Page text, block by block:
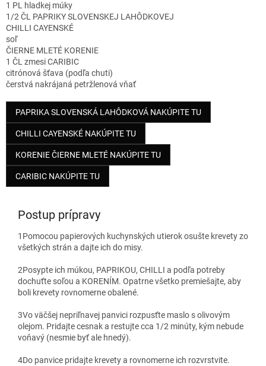
1 PL hladkej múky
1/2 ČL PAPRIKY SLOVENSKEJ LAHÔDKOVEJ
CHILLI CAYENSKÉ
soľ
ČIERNE MLETÉ KORENIE
1 ČL zmesi CARIBIC
citrónová šťava (podľa chuti)
čerstvá nakrájaná petržlenová vňať
PAPRIKA SLOVENSKÁ LAHÔDKOVÁ NAKÚPITE TU
CHILLI CAYENSKÉ NAKÚPITE TU
KORENIE ČIERNE MLETÉ NAKÚPITE TU
CARIBIC NAKÚPITE TU
Postup prípravy
1 Pomocou papierových kuchynských utierok osušte krevety zo
všetkých strán a dajte ich do misy.
2Posypte ich múkou, PAPRIKOU, CHILLI a podľa potreby
dochuťte soľou a KORENÍM. Opatrne všetko premiešajte, aby
boli krevety rovnomerne obalené.
3Vo väčšej nepriľnavej panvici rozpusťte maslo s olivovým
olejom. Pridajte cesnak a restujte cca 1/2 minúty, kým nebude
voňavý (nesmie byť ale hnedý).
4Do panvice pridajte krevety a rovnomerne ich rozvrstvite.